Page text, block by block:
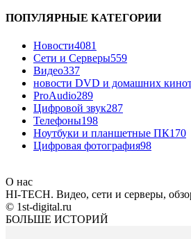
ПОПУЛЯРНЫЕ КАТЕГОРИИ
Новости4081
Сети и Серверы559
Видео337
новости DVD и домашних
ProAudio289
Цифровой звук287
Телефоны198
Ноутбуки и планшетные ПК170
Цифровая фотография98
О нас
HI-TECH. Видео, сети и серверы,
© 1st-digital.ru
БОЛЬШЕ ИСТОРИЙ